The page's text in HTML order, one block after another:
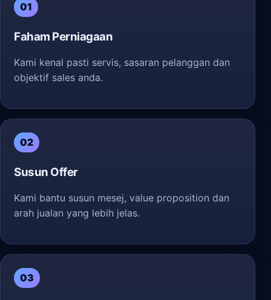
01
Faham Perniagaan
Kami kenal pasti servis, sasaran pelanggan dan
objektif sales anda.
02
Susun Offer
Kami bantu susun mesej, value proposition dan
arah jualan yang lebih jelas.
03